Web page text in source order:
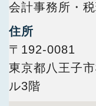
会計事務所・
住所
〒192-0081
東京都八王子
ル3階